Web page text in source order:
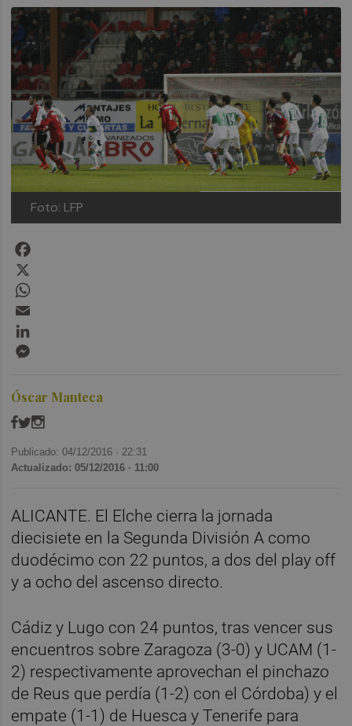
Foto: LFP
Óscar Manteca
Publicado: 04/12/2016 · 22:31
Actualizado: 05/12/2016 · 11:00
ALICANTE. El Elche cierra la jornada
diecisiete en la Segunda División A como
duodécimo con 22 puntos, a dos del play off
y a ocho del ascenso directo.
Cádiz y Lugo con 24 puntos, tras vencer sus
encuentros sobre Zaragoza (3-0) y UCAM (1-
2) respectivamente aprovechan el pinchazo
de Reus que perdía (1-2) con el Córdoba) y el
empate (1-1) de Huesca y Tenerife para